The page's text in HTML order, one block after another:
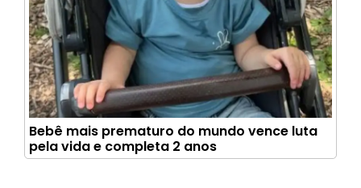
Bebê mais prematuro do mundo vence luta
pela vida e completa 2 anos